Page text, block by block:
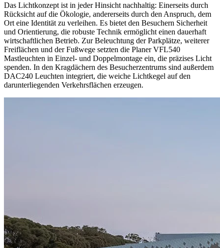
Das Lichtkonzept ist in jeder Hinsicht nachhaltig: Einerseits durch
Rücksicht auf die Ökologie, andererseits durch den Anspruch, dem
Ort eine Identität zu verleihen. Es bietet den Besuchern Sicherheit
und Orientierung, die robuste Technik ermöglicht einen dauerhaft
wirtschaftlichen Betrieb. Zur Beleuchtung der Parkplätze, weiterer
Freiflächen und der Fußwege setzten die Planer VFL540
Mastleuchten in Einzel- und Doppelmontage ein, die präzises Licht
spenden. In den Kragdächern des Besucherzentrums sind außerdem
DAC240 Leuchten integriert, die weiche Lichtkegel auf den
darunterliegenden Verkehrsflächen erzeugen.